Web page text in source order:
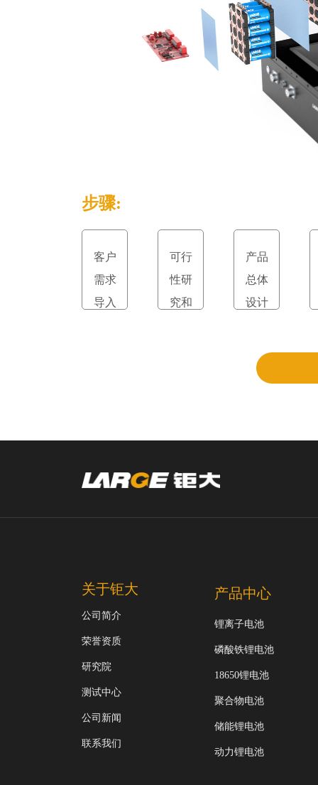
步骤:
客户
需求
导入
可行
性研
究和
产品
总体
设计
关于钜大
公司简介
荣誉资质
研究院
测试中心
公司新闻
联系我们
产品中心
锂离子电池
磷酸铁锂电池
18650锂电池
聚合物电池
储能锂电池
动力锂电池